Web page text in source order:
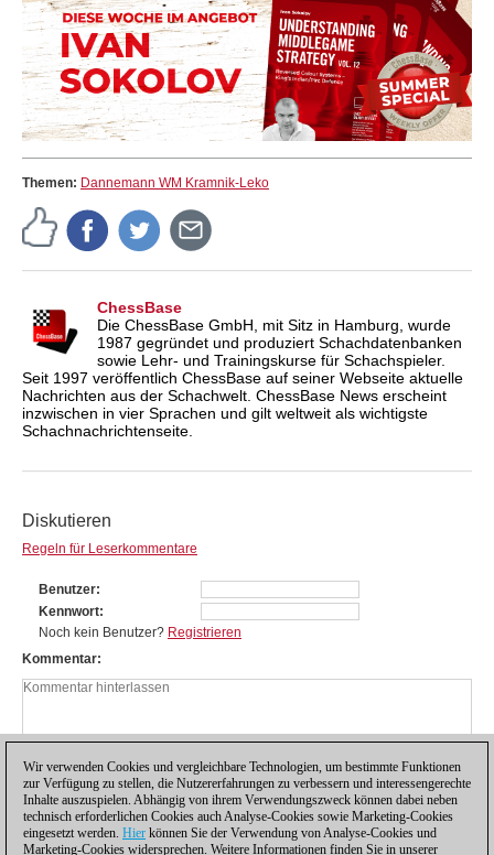
Themen: Dannemann WM Kramnik-Leko
ChessBase
Die ChessBase GmbH, mit Sitz in Hamburg, wurde
1987 gegründet und produziert Schachdatenbanken
sowie Lehr- und Trainingskurse für Schachspieler.
Seit 1997 veröffentlich ChessBase auf seiner Webseite aktuelle
Nachrichten aus der Schachwelt. ChessBase News erscheint
inzwischen in vier Sprachen und gilt weltweit als wichtigste
Schachnachrichtenseite.
Diskutieren
Regeln für Leserkommentare
Benutzer
Kennwort
Noch kein Benutzer? Registrieren
Kommentar
Wir verwenden Cookies und vergleichbare Technologien, um bestimmte Funktionen
zur Verfügung zu stellen, die Nutzererfahrungen zu verbessern und interessengerechte
Inhalte auszuspielen. Abhängig von ihrem Verwendungszweck können dabei neben
technisch erforderlichen Cookies auch Analyse-Cookies sowie Marketing-Cookies
eingesetzt werden. Hier können Sie der Verwendung von Analyse-Cookies und
Marketing-Cookies widersprechen. Weitere Informationen finden Sie in unserer